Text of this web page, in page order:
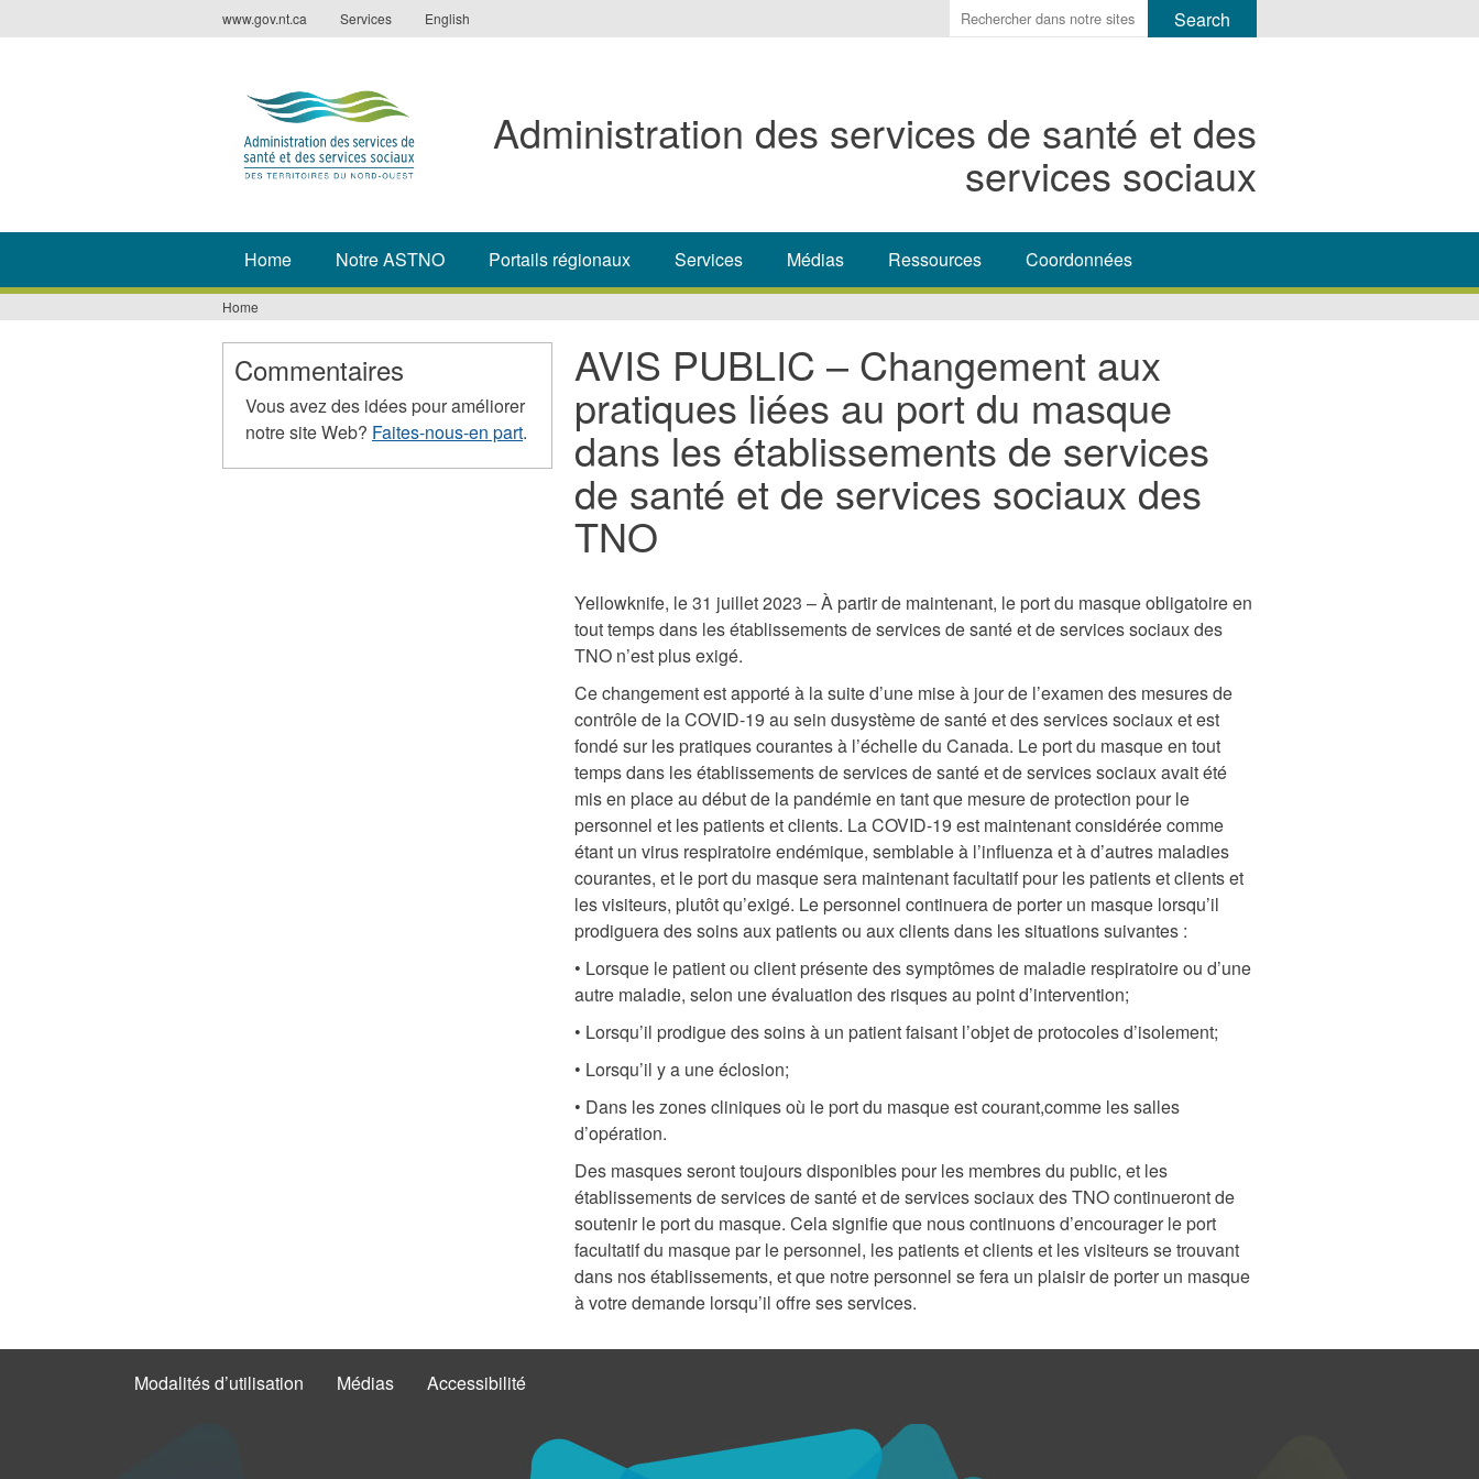
to
www.gov.nt.ca Services English
Enter
the
to
search
for.
Administration des services de santé et des
services sociaux
Home Notre ASTNO Portails régionaux Services Médias Ressources Coordonnées
You
are
here
Home
AVIS PUBLIC – Changement aux
pratiques liées au port du masque
dans les établissements de services
de santé et de services sociaux des
TNO
Yellowknife, le 31 juillet 2023 – À partir de maintenant, le port du masque obligatoire en
tout temps dans les établissements de services de santé et de services sociaux des
TNO n’est plus exigé.
Ce changement est apporté à la suite d’une mise à jour de l’examen des mesures de
contrôle de la COVID-19 au sein dusystème de santé et des services sociaux et est
fondé sur les pratiques courantes à l’échelle du Canada. Le port du masque en tout
temps dans les établissements de services de santé et de services sociaux avait été
mis en place au début de la pandémie en tant que mesure de protection pour le
personnel et les patients et clients. La COVID-19 est maintenant considérée comme
étant un virus respiratoire endémique, semblable à l’influenza et à d’autres maladies
courantes, et le port du masque sera maintenant facultatif pour les patients et clients et
les visiteurs, plutôt qu’exigé. Le personnel continuera de porter un masque lorsqu’il
prodiguera des soins aux patients ou aux clients dans les situations suivantes :
• Lorsque le patient ou client présente des symptômes de maladie respiratoire ou d’une
autre maladie, selon une évaluation des risques au point d’intervention;
• Lorsqu’il prodigue des soins à un patient faisant l’objet de protocoles d’isolement;
• Lorsqu’il y a une éclosion;
• Dans les zones cliniques où le port du masque est courant,comme les salles
d’opération.
Des masques seront toujours disponibles pour les membres du public, et les
établissements de services de santé et de services sociaux des TNO continueront de
soutenir le port du masque. Cela signifie que nous continuons d’encourager le port
facultatif du masque par le personnel, les patients et clients et les visiteurs se trouvant
dans nos établissements, et que notre personnel se fera un plaisir de porter un masque
à votre demande lorsqu’il offre ses services.
Commentaires
Vous avez des idées pour améliorer
notre site Web? Faites-nous-en part.
Modalités d’utilisation Médias Accessibilité